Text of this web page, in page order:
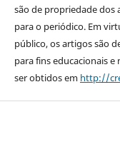
são de propriedade dos
para o periódico. Em
público, os artigos são
para fins educacionais
ser obtidos em http://